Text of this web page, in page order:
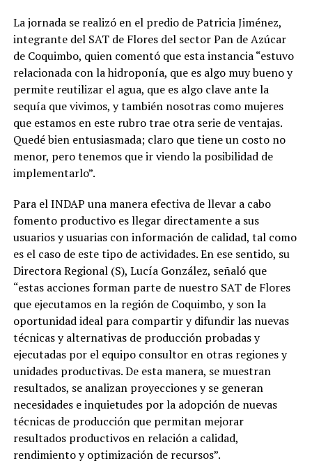
La jornada se realizó en el predio de Patricia Jiménez,
integrante del SAT de Flores del sector Pan de Azúcar
de Coquimbo, quien comentó que esta instancia “estuvo
relacionada con la hidroponía, que es algo muy bueno y
permite reutilizar el agua, que es algo clave ante la
sequía que vivimos, y también nosotras como mujeres
que estamos en este rubro trae otra serie de ventajas.
Quedé bien entusiasmada; claro que tiene un costo no
menor, pero tenemos que ir viendo la posibilidad de
implementarlo”.
Para el INDAP una manera efectiva de llevar a cabo
fomento productivo es llegar directamente a sus
usuarios y usuarias con información de calidad, tal como
es el caso de este tipo de actividades. En ese sentido, su
Directora Regional (S), Lucía González, señaló que
“estas acciones forman parte de nuestro SAT de Flores
que ejecutamos en la región de Coquimbo, y son la
oportunidad ideal para compartir y difundir las nuevas
técnicas y alternativas de producción probadas y
ejecutadas por el equipo consultor en otras regiones y
unidades productivas. De esta manera, se muestran
resultados, se analizan proyecciones y se generan
necesidades e inquietudes por la adopción de nuevas
técnicas de producción que permitan mejorar
resultados productivos en relación a calidad,
rendimiento y optimización de recursos”.